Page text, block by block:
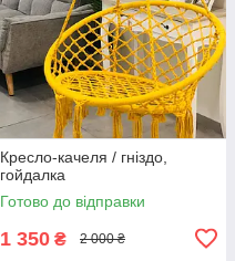
Кресло-качеля / гніздо,
гойдалка
Готово до відправки
1 350 ₴ 2 000 ₴